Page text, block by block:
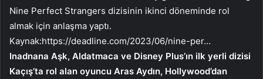
Nine Perfect Strangers dizisinin ikinci döneminde rol
almak için anlaşma yaptı.
Kaynak:https://deadline.com/2023/06/nine-per…
Inadnana Aşk, Aldatmaca ve Disney Plus’ın ilk yerli dizisi
Kaçış’ta rol alan oyuncu Aras Aydın, Hollywood’dan